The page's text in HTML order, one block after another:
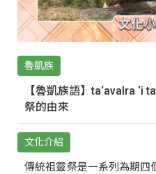
魯凱族
【魯凱族語】ta‘avalra ‘i
祭的由來
文化介紹
傳統祖靈祭是一系列為期四